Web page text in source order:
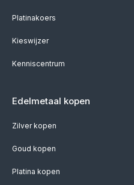
Platinakoers
Kieswijzer
Kenniscentrum
Edelmetaal kopen
Zilver kopen
Goud kopen
Platina kopen